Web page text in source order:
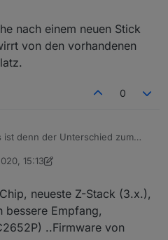
nach einem neuen Stick
von den vorhandenen
0
ist denn der Unterschied zum
der suche nach einem neuen
etwas verwirrt von den
hier im Marktplatz.
15:13
12. Okt. 2020, 16:15
neueste Z-Stack (3.x.),
bessere Empfang,
..Firmware von